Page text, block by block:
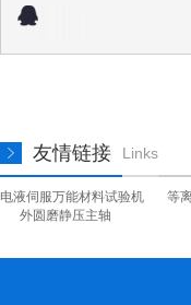
友情链接 Links
电液伺服万能材料试验机 等
外圆磨静压主轴